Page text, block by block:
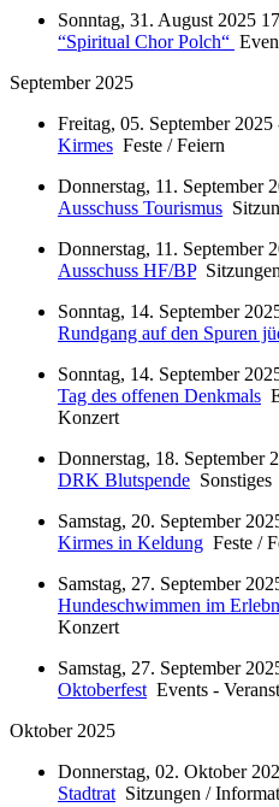
Sonntag, 31. August 2025
“Spiritual Chor Polch“
September 2025
Freitag, 05. September
Kirmes Feste / Feiern
Donnerstag, 11. September
Ausschuss Tourismus
Donnerstag, 11. September
Ausschuss HF/BP
Sonntag, 14. September
Rundgang auf den Spuren
Sonntag, 14. September
Tag des offenen Denkmals
Konzert
Donnerstag, 18. September
DRK Blutspende Sonstiges
Samstag, 20. September
Kirmes in Keldung Feste /
Samstag, 27. September
Hundeschwimmen im
Konzert
Samstag, 27. September
Oktoberfest Events -
Oktober 2025
Donnerstag, 02. Oktober
Stadtrat Sitzungen /